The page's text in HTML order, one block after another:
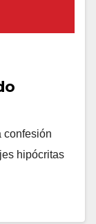
confesión
hipócritas